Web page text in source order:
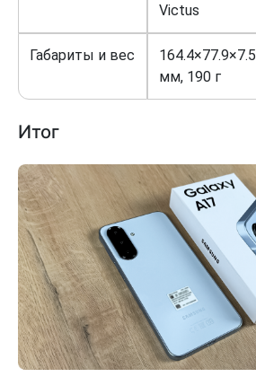
Victus
Габариты и вес
164.4×77.9×7.5
мм, 190 г
Итог